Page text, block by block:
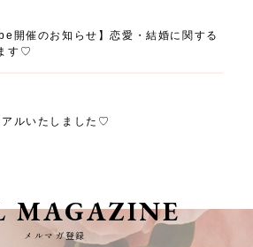
開催のお知らせ】恋愛・結婚に関する
す♡
ルいたしました♡
MAGAZINE
メルマガ登録